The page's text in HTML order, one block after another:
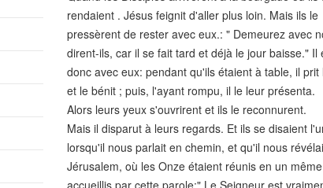
rendaient . Jésus feignit d'aller plus loin. Mais ils le
pressèrent de rester avec eux.: " Demeurez avec
dirent-ils, car il se fait tard et déjà le jour baisse." Il
donc avec eux: pendant qu'ils étaient à table, il prit
et le bénit ; puis, l'ayant rompu, il le leur présenta.
Alors leurs yeux s'ouvrirent et ils le reconnurent.
Mais il disparut à leurs regards. Et ils se disaient
lorsqu'il nous parlait en chemin, et qu'il nous
Jérusalem, où les Onze étaient réunis en un
accueillis par cette parole:" Le Seigneur est